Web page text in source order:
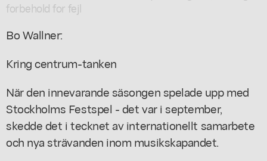
forbehold for fejl
Bo Wallner:
Kring centrum-tanken
När den innevarande säsongen spelade upp med
Stockholms Festspel - det var i september,
skedde det i tecknet av internationellt samarbete
och nya strävanden inom musikskapandet.